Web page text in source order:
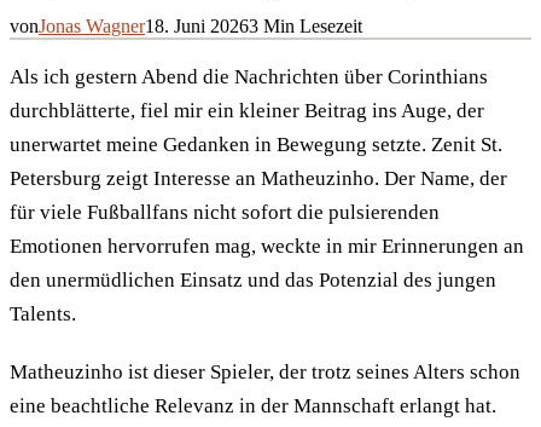
vonJonas Wagner18. Juni 20263 Min Lesezeit
Als ich gestern Abend die Nachrichten über Corinthians
durchblätterte, fiel mir ein kleiner Beitrag ins Auge, der
unerwartet meine Gedanken in Bewegung setzte. Zenit St.
Petersburg zeigt Interesse an Matheuzinho. Der Name, der
für viele Fußballfans nicht sofort die pulsierenden
Emotionen hervorrufen mag, weckte in mir Erinnerungen an
den unermüdlichen Einsatz und das Potenzial des jungen
Talents.
Matheuzinho ist dieser Spieler, der trotz seines Alters schon
eine beachtliche Relevanz in der Mannschaft erlangt hat.